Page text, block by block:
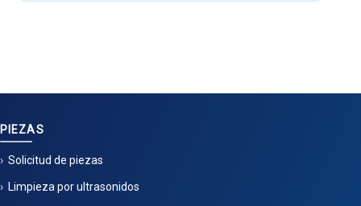
PIEZAS
Solicitud de piezas
Limpieza por ultrasonidos